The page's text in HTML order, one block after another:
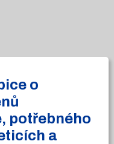
o
potřebného
a